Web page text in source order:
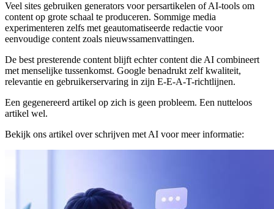
Veel sites gebruiken generators voor persartikelen of AI-tools om
content op grote schaal te produceren. Sommige media
experimenteren zelfs met geautomatiseerde redactie voor
eenvoudige content zoals nieuwssamenvattingen.
De best presterende content blijft echter content die AI combineert
met menselijke tussenkomst. Google benadrukt zelf kwaliteit,
relevantie en gebruikerservaring in zijn E-E-A-T-richtlijnen.
Een gegenereerd artikel op zich is geen probleem. Een nutteloos
artikel wel.
Bekijk ons artikel over schrijven met AI voor meer informatie: